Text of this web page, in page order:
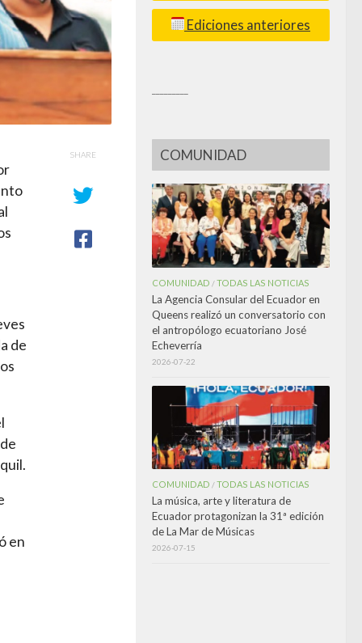
de
en
SHARE
Ediciones anteriores
COMUNIDAD
COMUNIDAD /TODAS LAS NOTICIAS
La Agencia Consular del Ecuador en
Queens realizó un conversatorio con
el antropólogo ecuatoriano José
Echeverría
2026-07-22
COMUNIDAD /TODAS LAS NOTICIAS
La música, arte y literatura de
Ecuador protagonizan la 31ª edición
de La Mar de Músicas
2026-07-15